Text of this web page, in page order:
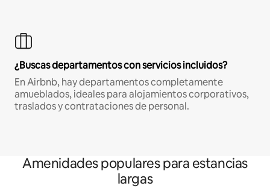
¿Buscas departamentos con servicios incluidos?
En Airbnb, hay departamentos completamente
amueblados, ideales para alojamientos corporativos,
traslados y contrataciones de personal.
Amenidades populares para estancias
largas